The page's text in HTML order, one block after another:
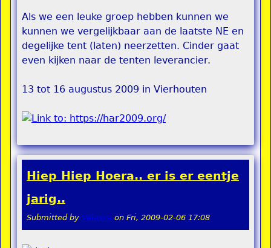
Als we een leuke groep hebben kunnen we
kunnen we vergelijkbaar aan de laatste NE en
degelijke tent (laten) neerzetten. Cinder gaat
even kijken naar de tenten leverancier.
13 tot 16 augustus 2009 in Vierhouten
Hiep Hiep Hoera.. er is er eentje
jarig..
Submitted by Velasca on Fri, 2009-02-06 17:08